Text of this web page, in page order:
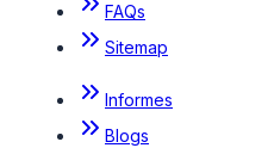
FAQs
Sitemap
Informes
Blogs